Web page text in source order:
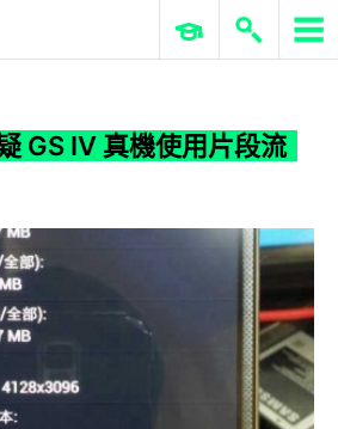
？疑 GS IV 真機使用片段流出
ERP 與商業 AI
GS IV 真機使用片段流